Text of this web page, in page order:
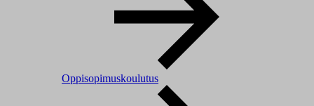
Oppisopimuskoulutus